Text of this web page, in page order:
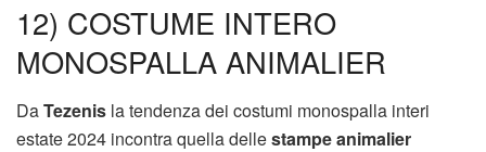
12) COSTUME INTERO
MONOSPALLA ANIMALIER
DaTezenis la tendenza dei costumi monospalla interi
estate 2024 incontra quella dellestampe animalier